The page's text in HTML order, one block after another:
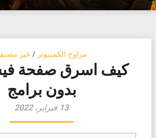
مراوح الكمبيوتر / غير
كيف اسرق صفحة
بدون برامج
13 فبراير، 2022